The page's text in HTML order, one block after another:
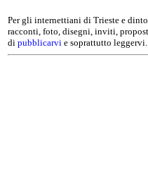
Per gli internettiani di Trieste e
racconti, foto, disegni, inviti,
di pubblicarvi e soprattutto